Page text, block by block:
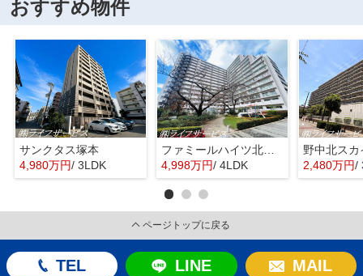
おすすめ物件
サンクタス塚本
4,980万円/ 3LDK
ファミールハイツ北大阪４号棟
4,998万円/ 4LDK
野中北スカ
2,480万円/
ページトップに戻る
TEL LINE MAIL